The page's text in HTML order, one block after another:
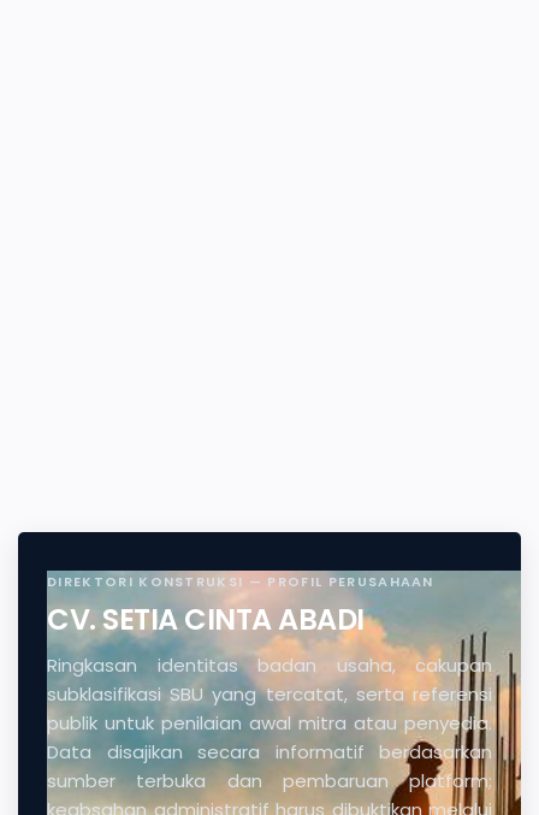
DIREKTORI KONSTRUKSI — PROFIL PERUSAHAAN
CV. SETIA CINTA ABADI
Ringkasan identitas badan usaha, cakupan
subklasifikasi SBU yang tercatat, serta referensi
publik untuk penilaian awal mitra atau penyedia.
Data disajikan secara informatif berdasarkan
sumber terbuka dan pembaruan platform;
keabsahan administratif harus dibuktikan melalui